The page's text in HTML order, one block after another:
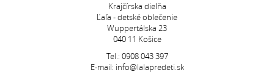
Krajčírska dielňa
Ľaľa - detské oblečenie
Wuppertálska 23
040 11 Košice
Tel.: 0908 043 397
E-mail: info@lalapredeti.sk